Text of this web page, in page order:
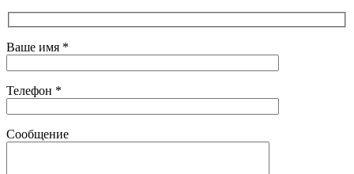
Ваше имя *
Телефон *
Сообщение